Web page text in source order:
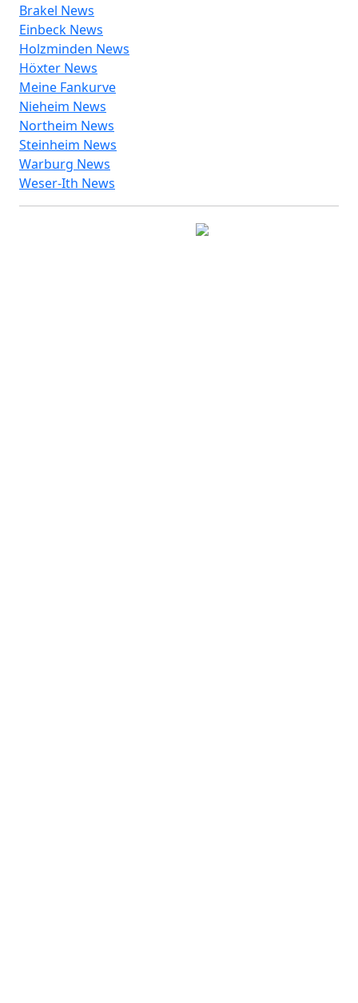
Einbeck News
Holzminden News
Höxter News
Meine Fankurve
Nieheim News
Northeim News
Steinheim News
Warburg News
Weser-Ith News
© 2026